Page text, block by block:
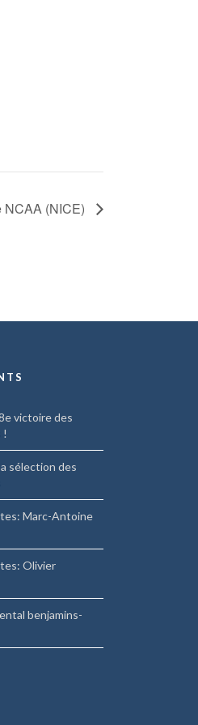
NCAA (NICE)
victoire des
!
sélection des
Marc-Antoine
Olivier
benjamins-